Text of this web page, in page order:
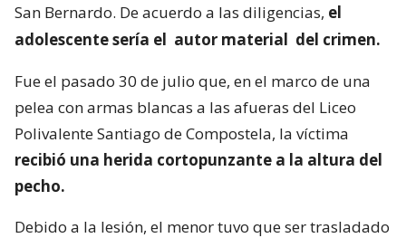
San Bernardo. De acuerdo a las diligencias, el
adolescente sería el autor material del crimen.
Fue el pasado 30 de julio que, en el marco de una
pelea con armas blancas a las afueras del Liceo
Polivalente Santiago de Compostela, la víctima
recibió una herida cortopunzante a la altura del
pecho.
Debido a la lesión, el menor tuvo que ser trasladado